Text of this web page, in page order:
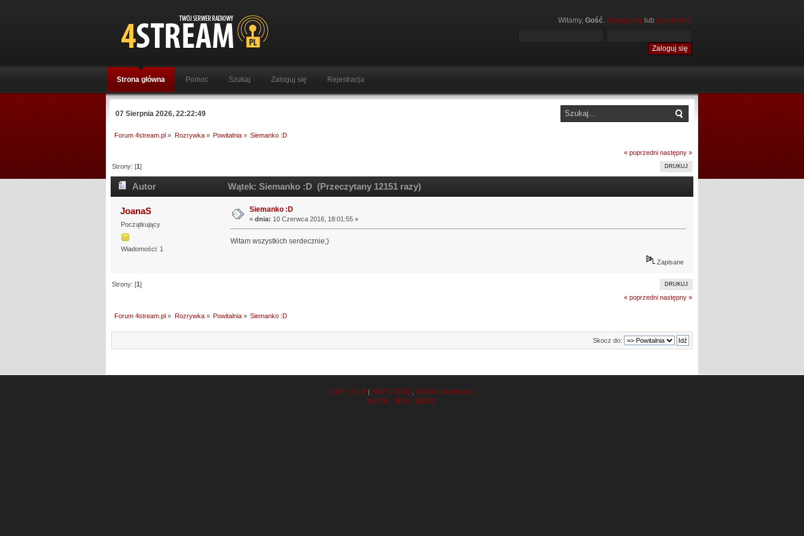
Witamy, Gość. Zaloguj się lub zarejestruj.
Strona główna Pomoc Szukaj Zaloguj się Rejestracja
07 Sierpnia 2026, 22:22:49
Forum 4stream.pl » Rozrywka» Powitalnia» Siemanko :D
« poprzedni następny »
DRUKUJ
Strony: [1]
Autor Wątek: Siemanko :D (Przeczytany 12151 razy)
JoanaS
Początkujący
Wiadomości: 1
Siemanko :D
« dnia: 10 Czerwca 2016, 18:01:55 »
Witam wszystkich serdecznie;)
Zapisane
DRUKUJ
Strony: [1]
« poprzedni następny »
Forum 4stream.pl » Rozrywka» Powitalnia» Siemanko :D
Skocz do:
SMF 2.0.19 | SMF © 2013 Simple Machines
XHTML
RSS WAP2